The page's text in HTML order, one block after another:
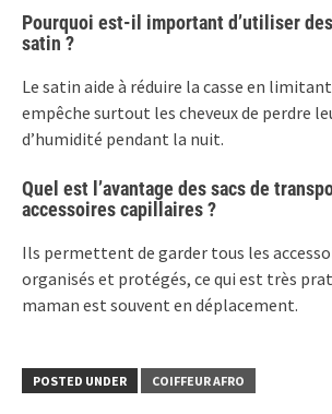
Pourquoi est-il important d’utiliser
satin ?
Le satin aide à réduire la casse en
empêche surtout les cheveux de perdre
d’humidité pendant la nuit.
Quel est l’avantage des sacs de
accessoires capillaires ?
Ils permettent de garder tous les
organisés et protégés, ce qui est très
maman est souvent en déplacement.
POSTED UNDER COIFFEUR AFRO